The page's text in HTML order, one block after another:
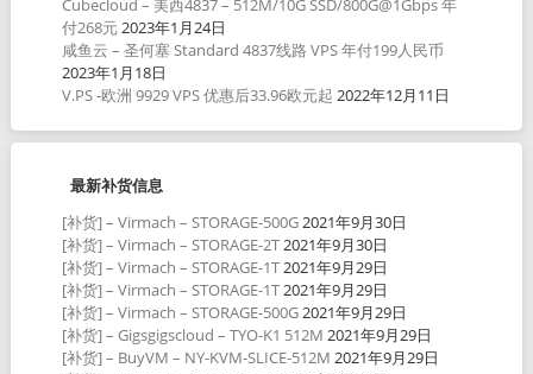
Cubecloud – 美西4837 – 512M/10G SSD/800G@1Gbps 年
付268元2023年1月24日
咸鱼云 – 圣何塞 Standard 4837线路 VPS 年付199人民币
2023年1月18日
V.PS -欧洲 9929 VPS 优惠后33.96欧元起 2022年12月11日
最新补货信息
[补货] – Virmach – STORAGE-500G2021年9月30日
[补货] – Virmach – STORAGE-2T2021年9月30日
[补货] – Virmach – STORAGE-1T2021年9月29日
[补货] – Virmach – STORAGE-1T2021年9月29日
[补货] – Virmach – STORAGE-500G2021年9月29日
[补货] – Gigsgigscloud – TYO-K1 512M 2021年9月29日
[补货] – BuyVM – NY-KVM-SLICE-512M 2021年9月29日